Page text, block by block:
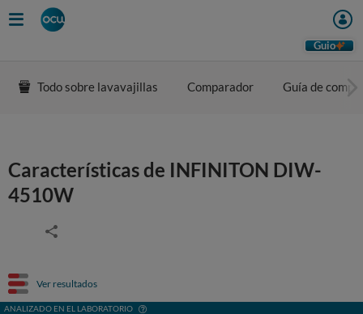
Guio
Todo sobre lavavajillas Comparador Guía de
Características de INFINITON DIW-
4510W
Ver resultados
ANALIZADO EN EL LABORATORIO